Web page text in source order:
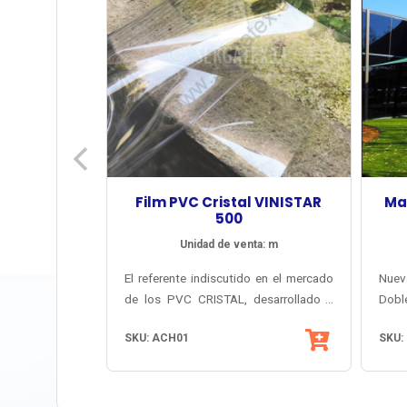
Film PVC Cristal VINISTAR
500
Unidad de venta: m
El referente indiscutido en el mercado
de los PVC CRISTAL, desarrollado y
transparencia, con filtro protector UV
SKU: ACH01 SKU: